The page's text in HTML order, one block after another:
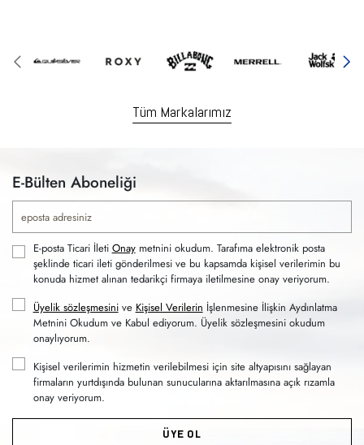
Tüm Markalarımız
E-Bülten Aboneliği
E-posta Ticari İleti Onaymetnini okudum. Tarafıma elektronik posta
şeklinde ticari ileti gönderilmesi ve bu kapsamda kişisel verilerimin bu
konuda hizmet alınan tedarikçi firmaya iletilmesine onay veriyorum.
Üyelik sözleşmesinive Kişisel Verilerin İşlenmesine İlişkin Aydınlatma
Metnini Okudum ve Kabul ediyorum. Üyelik sözleşmesini okudum
onaylıyorum.
Kişisel verilerimin hizmetin verilebilmesi için site altyapısını sağlayan
firmaların yurtdışında bulunan sunucularına aktarılmasına açık rızamla
onay veriyorum.
ÜYE OL